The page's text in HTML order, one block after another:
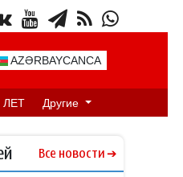
AZƏRBAYCANCA
ЛЕТ Другие
Все новости